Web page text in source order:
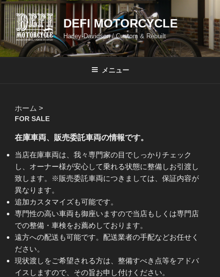
コ
ン
テ
ン
ツ
DEFI MOTORCYCLE
Harley-Davidson / Custom & Rebuilt
メニュー
ホーム >
FOR SALE
在庫車両、販売委託車両の情報です。
当店在庫車両は、我々専門家の目でしっかりチェック
し、オーナー様が安心して乗れる状態に整備しお引渡し
致します。※販売委託車両につきましては、保証内容が
異なります。
追加カスタマイズも可能です。
専門性の高い車両も御座いますので当店もしくは専門店
での整備・車検をお薦めしております。
遠方への配送も可能です。配送業者の手配などお任せく
ださい。
現状渡しをご希望される方は、整備すべき点等をアドバ
イスしますので、その旨お申し付けください。